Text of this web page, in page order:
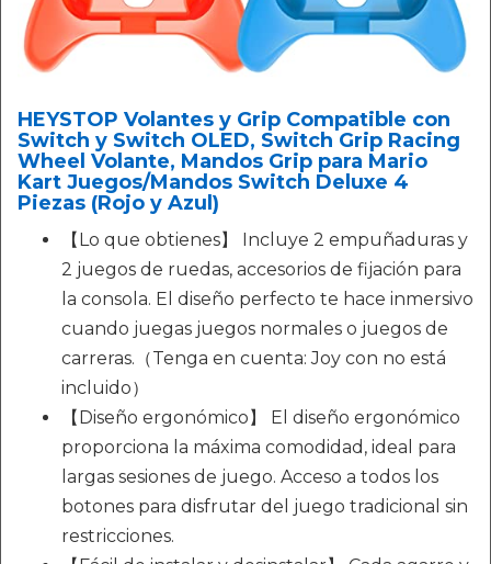
HEYSTOP Volantes y Grip Compatible con
Switch y Switch OLED, Switch Grip Racing
Wheel Volante, Mandos Grip para Mario
Kart Juegos/Mandos Switch Deluxe 4
Piezas (Rojo y Azul)
【Lo que obtienes】 Incluye 2 empuñaduras y
2 juegos de ruedas, accesorios de fijación para
la consola. El diseño perfecto te hace inmersivo
cuando juegas juegos normales o juegos de
carreras.（Tenga en cuenta: Joy con no está
incluido）
【Diseño ergonómico】 El diseño ergonómico
proporciona la máxima comodidad, ideal para
largas sesiones de juego. Acceso a todos los
botones para disfrutar del juego tradicional sin
restricciones.